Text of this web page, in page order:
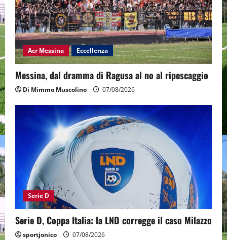
Acr Messina Eccellenza
Messina, dal dramma di Ragusa al no al ripescaggio
Di Mimmo Muscolino 07/08/2026
Serie D
Serie D, Coppa Italia: la LND corregge il caso Milazzo
sportjonico 07/08/2026